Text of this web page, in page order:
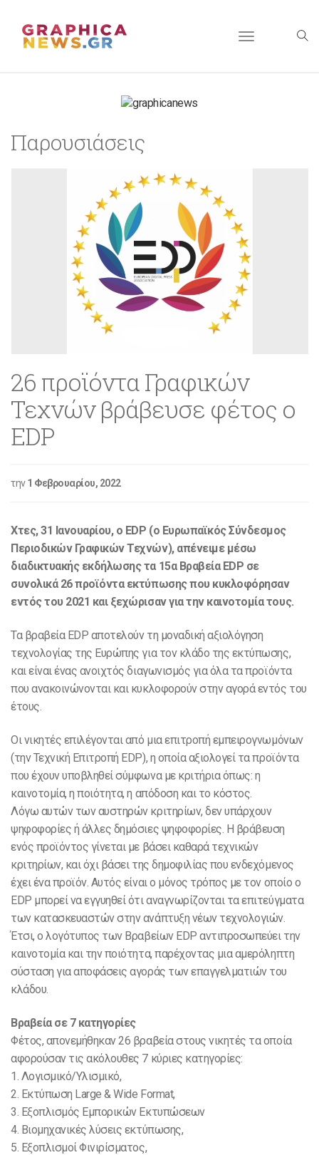
Toggle
Παρουσιάσεις
26 προϊόντα Γραφικών
Τεχνών βράβευσε φέτος ο
EDP
την1 Φεβρουαρίου, 2022
Χτες, 31 Ιανουαρίου, ο EDP (o Ευρωπαϊκός Σύνδεσμος
Περιοδικών Γραφικών Τεχνών), απένειμε μέσω
διαδικτυακής εκδήλωσης τα 15α Βραβεία EDP σε
συνολικά 26 προϊόντα εκτύπωσης που κυκλοφόρησαν
εντός του 2021 και ξεχώρισαν για την καινοτομία τους.
Τα βραβεία EDP αποτελούν τη μοναδική αξιολόγηση
τεχνολογίας της Ευρώπης για τον κλάδο της εκτύπωσης,
και είναι ένας ανοιχτός διαγωνισμός για όλα τα προϊόντα
που ανακοινώνονται και κυκλοφορούν στην αγορά εντός του
έτους.
Οι νικητές επιλέγονται από μια επιτροπή εμπειρογνωμόνων
(την Τεχνική Επιτροπή EDP), η οποία αξιολογεί τα προϊόντα
που έχουν υποβληθεί σύμφωνα με κριτήρια όπως: η
καινοτομία, η ποιότητα, η απόδοση και το κόστος.
Λόγω αυτών των αυστηρών κριτηρίων, δεν υπάρχουν
ψηφοφορίες ή άλλες δημόσιες ψηφοφορίες. Η βράβευση
ενός προϊόντος γίνεται με βάσει καθαρά τεχνικών
κριτηρίων, και όχι βάσει της δημοφιλίας που ενδεχόμενος
έχει ένα προϊόν. Αυτός είναι ο μόνος τρόπος με τον οποίο ο
EDP μπορεί να εγγυηθεί ότι αναγνωρίζονται τα επιτεύγματα
των κατασκευαστών στην ανάπτυξη νέων τεχνολογιών.
Έτσι, ο λογότυπος των Βραβείων EDP αντιπροσωπεύει την
καινοτομία και την ποιότητα, παρέχοντας μια αμερόληπτη
σύσταση για αποφάσεις αγοράς των επαγγελματιών του
κλάδου.
Βραβεία σε 7 κατηγορίες
Φέτος, απονεμήθηκαν 26 βραβεία στους νικητές τα οποία
αφορούσαν τις ακόλουθες 7 κύριες κατηγορίες:
1. Λογισμικό/Υλισμικό,
2. Εκτύπωση Large & Wide Format,
3. Εξοπλισμός Εμπορικών Εκτυπώσεων
4. Βιομηχανικές λύσεις εκτύπωσης,
5. Εξοπλισμοί Φινιρίσματος,